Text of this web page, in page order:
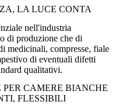
LA LUCE CONTA
nell'industria
di produzione che di
medicinali, compresse, fiale
di eventuali difetti
qualitativi.
CAMERE BIANCHE
FLESSIBILI